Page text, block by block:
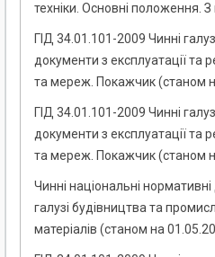
техніки. Основні положення.
ГІД 34.01.101-2009 Чинні
документи з експлуатації та
та мереж. Покажчик (станом
ГІД 34.01.101-2009 Чинні
документи з експлуатації та
та мереж. Покажчик (станом
Чинні національні
галузі будівництва та
матеріалів (станом на